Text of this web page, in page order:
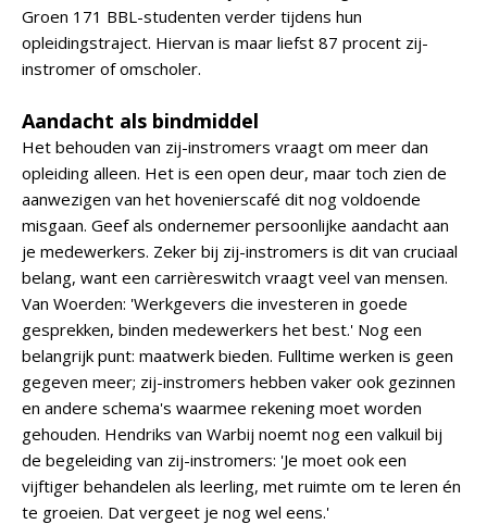
Groen 171 BBL-studenten verder tijdens hun
opleidingstraject. Hiervan is maar liefst 87 procent zij-
instromer of omscholer.
Aandacht als bindmiddel
Het behouden van zij-instromers vraagt om meer dan
opleiding alleen. Het is een open deur, maar toch zien de
aanwezigen van het hovenierscafé dit nog voldoende
misgaan. Geef als ondernemer persoonlijke aandacht aan
je medewerkers. Zeker bij zij-instromers is dit van cruciaal
belang, want een carrièreswitch vraagt veel van mensen.
Van Woerden: 'Werkgevers die investeren in goede
gesprekken, binden medewerkers het best.' Nog een
belangrijk punt: maatwerk bieden. Fulltime werken is geen
gegeven meer; zij-instromers hebben vaker ook gezinnen
en andere schema's waarmee rekening moet worden
gehouden. Hendriks van Warbij noemt nog een valkuil bij
de begeleiding van zij-instromers: 'Je moet ook een
vijftiger behandelen als leerling, met ruimte om te leren én
te groeien. Dat vergeet je nog wel eens.'